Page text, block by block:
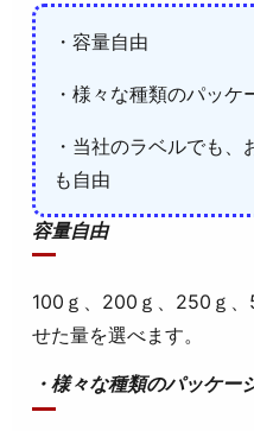
・容量自由
・様々な種類のパッ
・当社のラベルでも
も自由
容量自由
100ｇ、200ｇ、250ｇ
せた量を選べます。
・様々な種類のパッケー